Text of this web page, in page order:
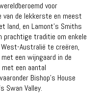
voor
van de lekkerste en meest
land, en Lamont's Smiths
prachtige traditie om enkele
Australië te creëren,
een wijngaard in de
een aantal
Bishop's House
Swan Valley.